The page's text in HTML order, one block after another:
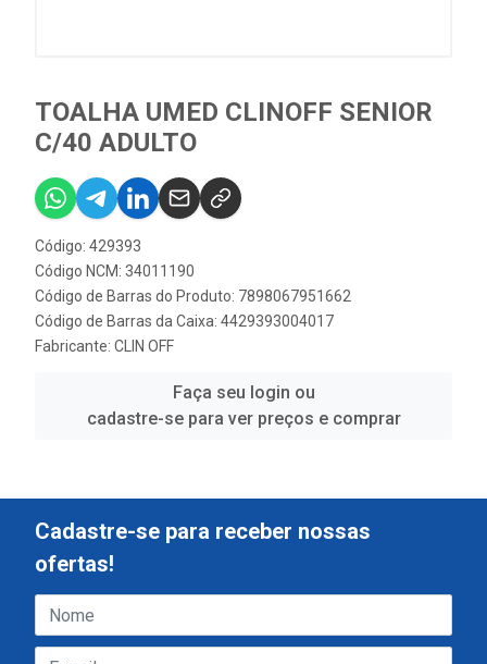
TOALHA UMED CLINOFF SENIOR
C/40 ADULTO
Código: 429393
Código NCM: 34011190
Código de Barras do Produto: 7898067951662
Código de Barras da Caixa: 4429393004017
Fabricante: CLIN OFF
Faça seu login ou
cadastre-se para ver preços e comprar
Cadastre-se para receber nossas
ofertas!